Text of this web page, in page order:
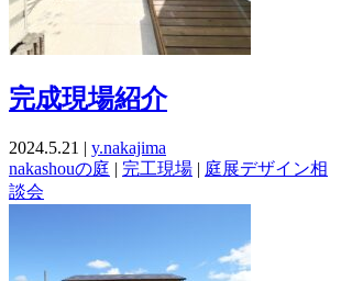
完成現場紹介
2024.5.21 | y.nakajima
nakashouの庭 | 完工現場 | 庭展デザイン相
談会